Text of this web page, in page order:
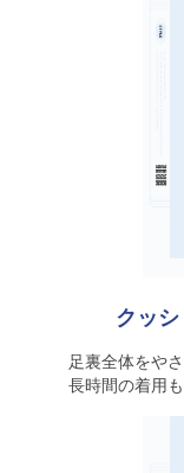
クッ
足裏全体をや
長時間の着用